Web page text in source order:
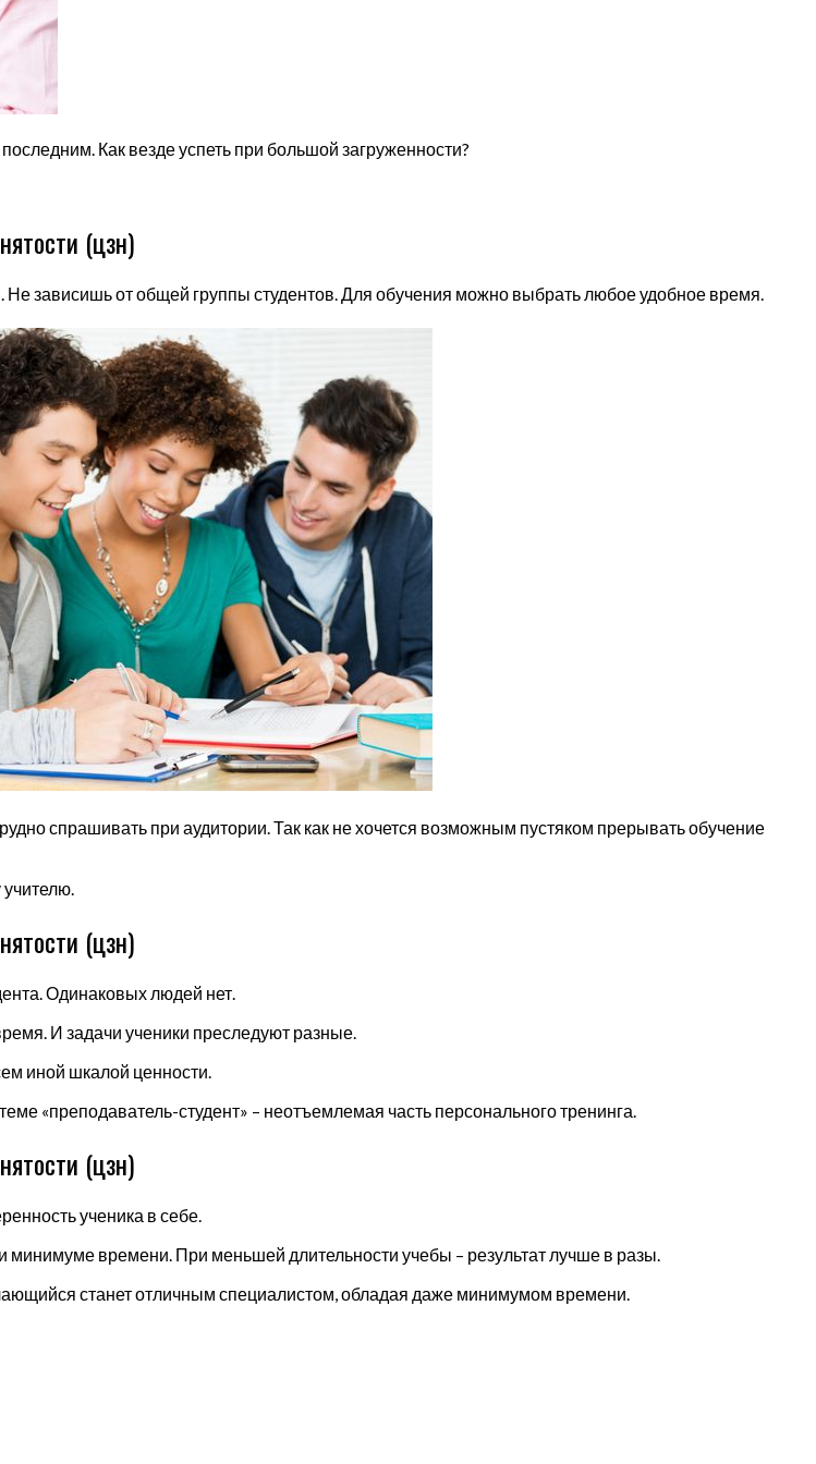
Как везде успеть при большой загруженности?
(цзн)
зависишь от общей группы студентов. Для обучения можно выбрать любое удобное время.
спрашивать при аудитории. Так как не хочется возможным пустяком прерывать обучение
(цзн)
Одинаковых людей нет.
И задачи ученики преследуют разные.
иной шкалой ценности.
«преподаватель-студент» – неотъемлемая часть персонального тренинга.
(цзн)
ученика в себе.
минимуме времени. При меньшей длительности учебы – результат лучше в разы.
станет отличным специалистом, обладая даже минимумом времени.